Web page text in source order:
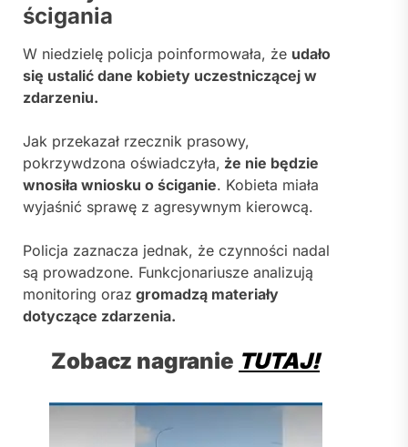
ścigania
W niedzielę policja poinformowała, że udało
się ustalić dane kobiety uczestniczącej w
zdarzeniu.
Jak przekazał rzecznik prasowy,
pokrzywdzona oświadczyła, że nie będzie
wnosiła wniosku o ściganie. Kobieta miała
wyjaśnić sprawę z agresywnym kierowcą.
Policja zaznacza jednak, że czynności nadal
są prowadzone. Funkcjonariusze analizują
monitoring oraz gromadzą materiały
dotyczące zdarzenia.
Zobacz nagranie TUTAJ!